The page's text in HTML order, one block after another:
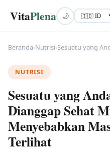
VitaPlena 🌙
Beranda›Nutrisi›Sesuatu yang
NUTRISI
Sesuatu yang
Dianggap Sehat
Menyebabkan
Terlihat